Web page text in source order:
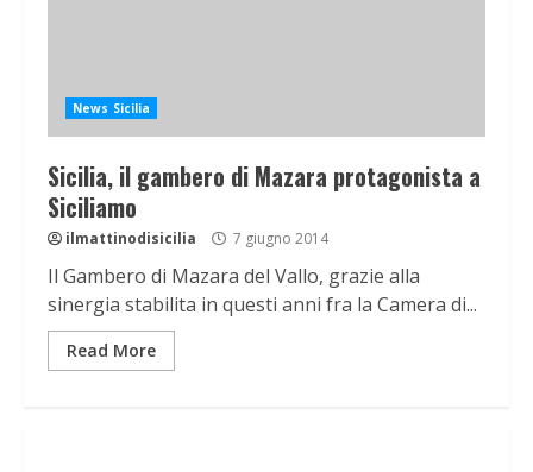
News Sicilia
Sicilia, il gambero di Mazara protagonista a
Siciliamo
ilmattinodisicilia 7 giugno 2014
Il Gambero di Mazara del Vallo, grazie alla
sinergia stabilita in questi anni fra la Camera di...
Read More